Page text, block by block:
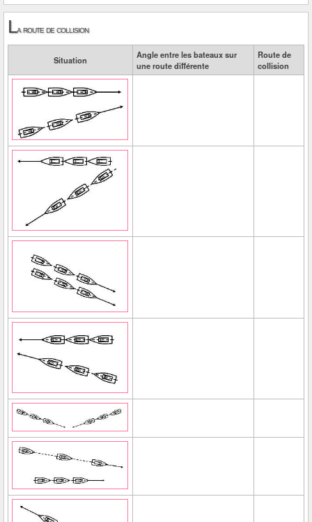
La route de collision
Situation
Angle entre les bateaux sur
une route différente
Route de
collision